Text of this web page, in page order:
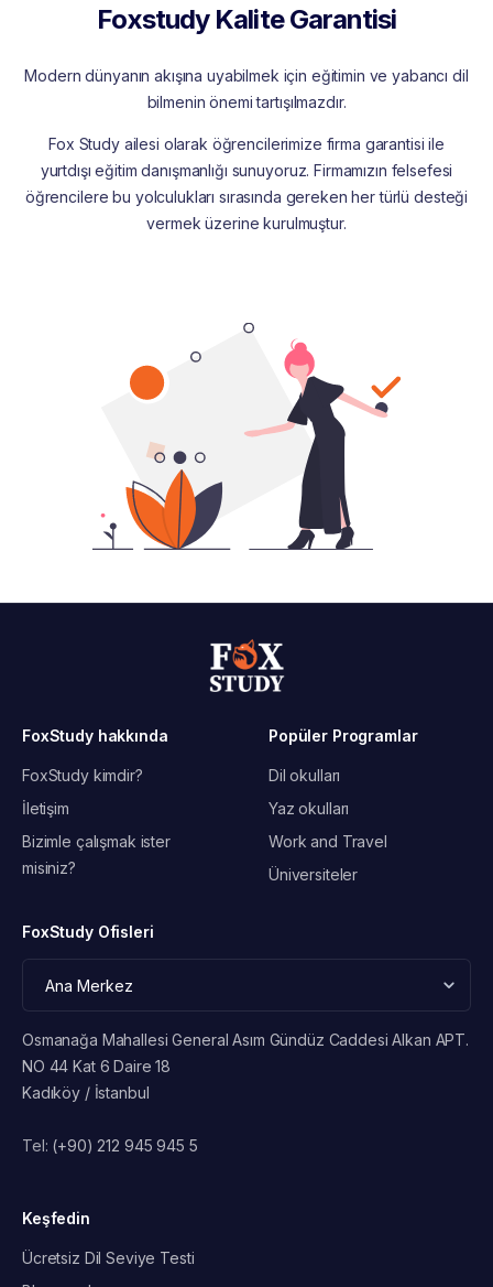
Foxstudy Kalite Garantisi
Modern dünyanın akışına uyabilmek için eğitimin ve yabancı dil
bilmenin önemi tartışılmazdır.
Fox Study ailesi olarak öğrencilerimize firma garantisi ile
yurtdışı eğitim danışmanlığı sunuyoruz. Firmamızın felsefesi
öğrencilere bu yolculukları sırasında gereken her türlü desteği
vermek üzerine kurulmuştur.
FoxStudy hakkında
FoxStudy kimdir?
İletişim
Bizimle çalışmak ister
misiniz?
Popüler Programlar
Dil okulları
Yaz okulları
Work and Travel
Üniversiteler
FoxStudy Ofisleri
Osmanağa Mahallesi General Asım Gündüz Caddesi Alkan APT.
NO 44 Kat 6 Daire 18
Kadıköy / İstanbul
Tel: (+90) 212 945 945 5
Keşfedin
Ücretsiz Dil Seviye Testi